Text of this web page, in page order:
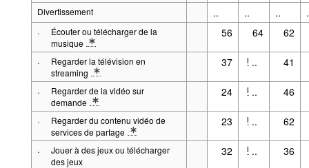
Divertissement .. .. ..
·
Écouter ou télécharger de la
musique
* Note: p.ex. radio sur Internet ou musique en streaming
56 64 62
·
Regarder la télévision en
streaming
* Note: En direct ou en différé
37 l .. 41
·
Regarder de la vidéo sur
demande
* Note: p.ex. Netflix, Amazon Prime, Apple TV, POST TV
24 l .. 46
·
Regarder du contenu vidéo de
services de partage
* Note: p.ex. YouTube
23 l .. 62
·
Jouer à des jeux ou télécharger
des jeux
32 l .. 36